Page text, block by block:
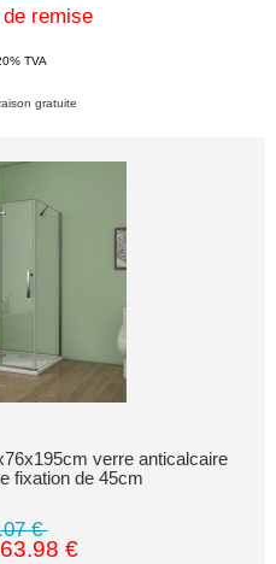
remise
avec 20% TVA
gratuite
verre anticalcaire
fixation de 45cm
€
€